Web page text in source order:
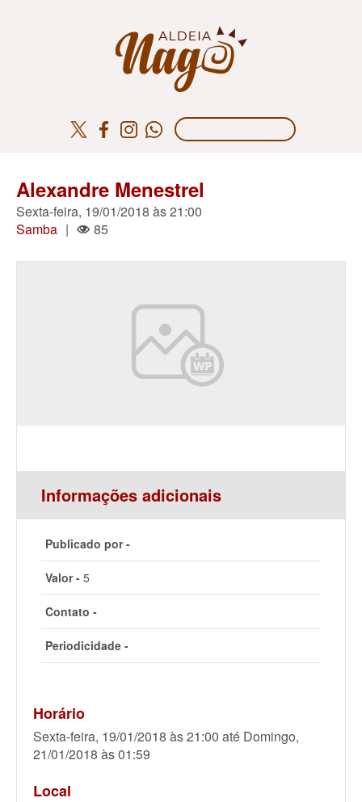
Alexandre Menestrel
Sexta-feira, 19/01/2018 às 21:00
Samba | 85
Informações adicionais
Publicado por -
Valor - 5
Contato -
Periodicidade -
Horário
Sexta-feira, 19/01/2018 às 21:00 até Domingo,
21/01/2018 às 01:59
Local